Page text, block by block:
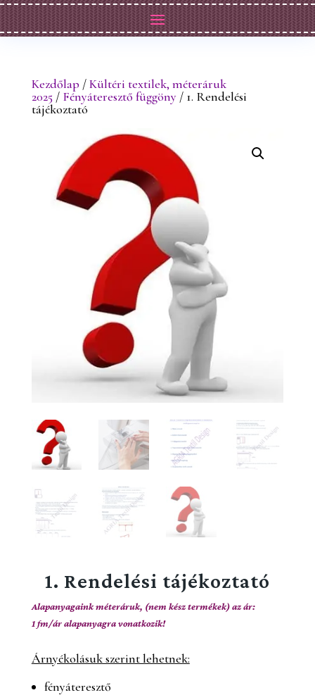
Kezdőlap /Kültéri textilek, méteráruk
2025/ Fényáteresztő függöny/ 1. Rendelési
tájékoztató
1. Rendelési tájékoztató
Alapanyagaink méteráruk, (nem kész termékek) az ár:
1 fm/ár alapanyagra vonatkozik!
Árnyékolásuk szerint lehetnek:
fényáteresztő